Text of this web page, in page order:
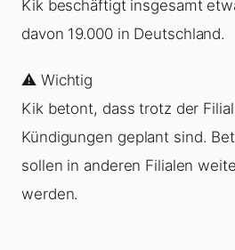
Kik beschäftigt insgesamt
davon 19.000 in Deutschland.
⚠️ Wichtig
Kik betont, dass trotz der
Kündigungen geplant sind.
sollen in anderen Filialen
werden.